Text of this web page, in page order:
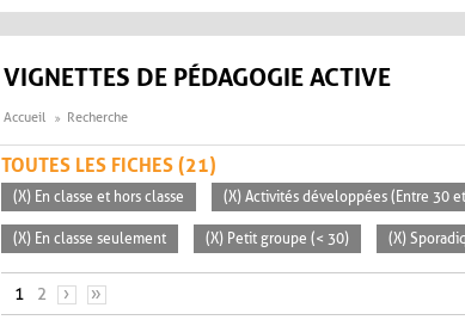
VIGNETTES DE PÉDAGOGIE ACTIVE
Accueil Recherche
TOUTES LES FICHES (21)
(X) En classe et hors classe (X) Activités développées (Entre 30
(X) En classe seulement (X) Petit groupe (< 30) (X)
PAGES
1 2 › »